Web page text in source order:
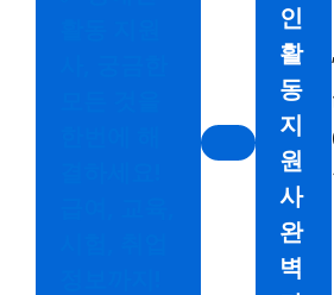
인
활
동
지
원
사
완
벽